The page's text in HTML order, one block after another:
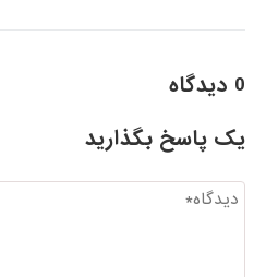
0 دیدگاه
یک پاسخ بگذارید